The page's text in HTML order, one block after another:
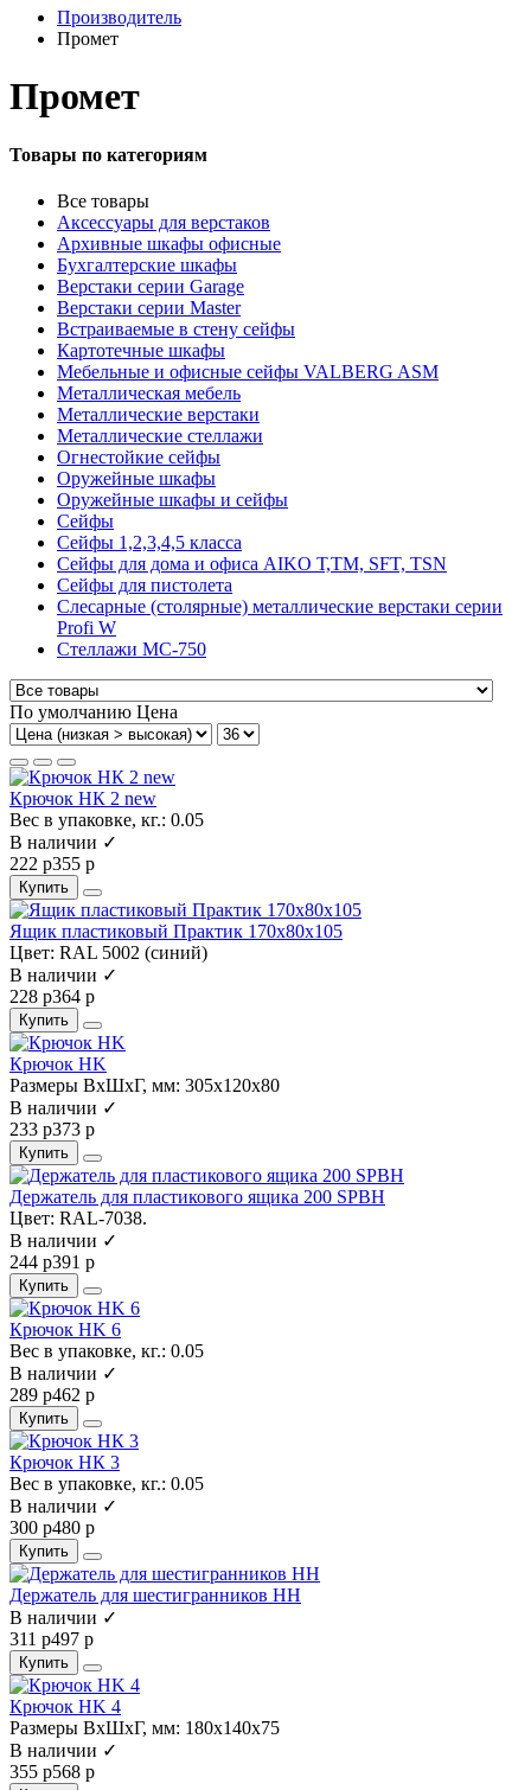
Производитель
Промет
Промет
Товары по категориям
Все товары
Аксессуары для верстаков
Архивные шкафы офисные
Бухгалтерские шкафы
Верстаки серии Garage
Верстаки серии Master
Встраиваемые в стену сейфы
Картотечные шкафы
Мебельные и офисные сейфы VALBERG ASM
Металлическая мебель
Металлические верстаки
Металлические стеллажи
Огнестойкие сейфы
Оружейные шкафы
Оружейные шкафы и сейфы
Сейфы
Сейфы 1,2,3,4,5 класса
Сейфы для дома и офиса AIKO Т,TМ, SFT, TSN
Сейфы для пистолета
Слесарные (столярные) металлические верстаки серии
Profi W
Стеллажи МС-750
По умолчанию Цена
Крючок НК 2 new
Вес в упаковке, кг.: 0.05
В наличии ✓
222 р355 р
Купить
Ящик пластиковый Практик 170x80x105
Цвет: RAL 5002 (синий)
В наличии ✓
228 р364 р
Купить
Крючок HK
Размеры ВхШхГ, мм: 305x120x80
В наличии ✓
233 р373 р
Купить
Держатель для пластикового ящика 200 SPBH
Цвет: RAL-7038.
В наличии ✓
244 р391 р
Купить
Крючок HK 6
Вес в упаковке, кг.: 0.05
В наличии ✓
289 р462 р
Купить
Крючок НК 3
Вес в упаковке, кг.: 0.05
В наличии ✓
300 р480 р
Купить
Держатель для шестигранников HH
В наличии ✓
311 р497 р
Купить
Крючок HK 4
Размеры ВхШхГ, мм: 180x140x75
В наличии ✓
355 р568 р